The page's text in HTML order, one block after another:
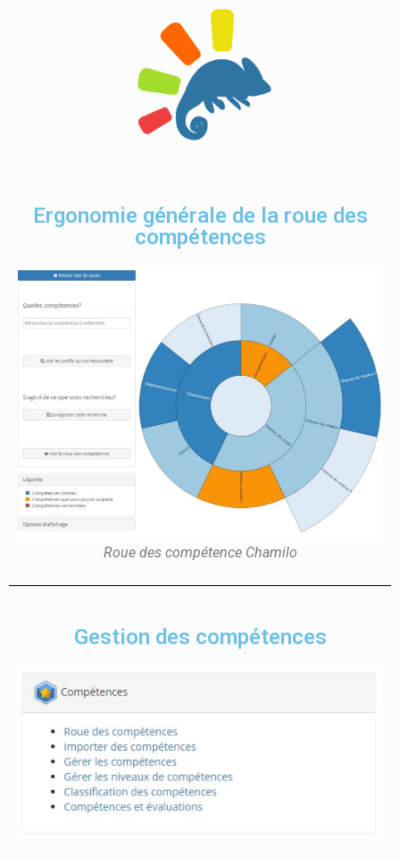
Ergonomie générale de la roue des
compétences
Roue des compétence Chamilo
Gestion des compétences